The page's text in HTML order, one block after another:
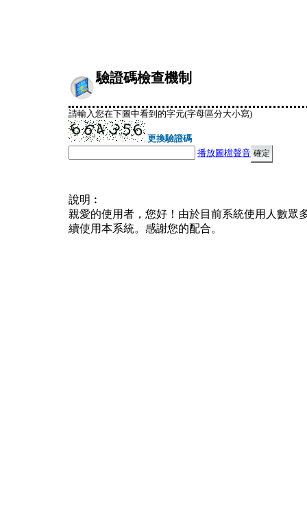
驗證碼檢查機制
請輸入您在下圖中看到的字元(字母區分大小寫)
更換驗證碼
播放圖檔聲音
說明︰
親愛的使用者，您好！由於目前系統使用人數眾
續使用本系統。感謝您的配合。